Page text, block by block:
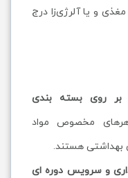
و یا آلرژی‌زا درج
روی بسته بندی
مخصوص مواد
بهداشتی هستند.
و سرویس دوره ای